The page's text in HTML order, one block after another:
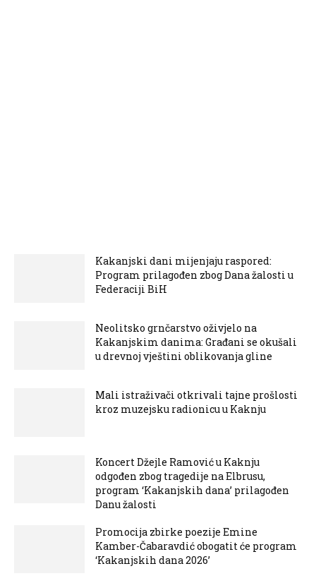
Kakanjski dani mijenjaju raspored:
Program prilagođen zbog Dana žalosti u
Federaciji BiH
Neolitsko grnčarstvo oživjelo na
Kakanjskim danima: Građani se okušali
u drevnoj vještini oblikovanja gline
Mali istraživači otkrivali tajne prošlosti
kroz muzejsku radionicu u Kaknju
Koncert Džejle Ramović u Kaknju
odgođen zbog tragedije na Elbrusu,
program ‘Kakanjskih dana’ prilagođen
Danu žalosti
Promocija zbirke poezije Emine
Kamber-Čabaravdić obogatit će program
‘Kakanjskih dana 2026’